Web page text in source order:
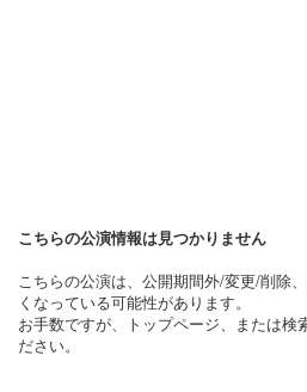
こちらの公演情報は見つかりません
こちらの公演は、公開期間外/変更/削除
くなっている可能性があります。
お手数ですが、トップページ、または検
ださい。